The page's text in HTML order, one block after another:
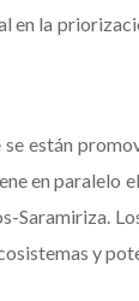
la
están
en
Saramiriza.
y